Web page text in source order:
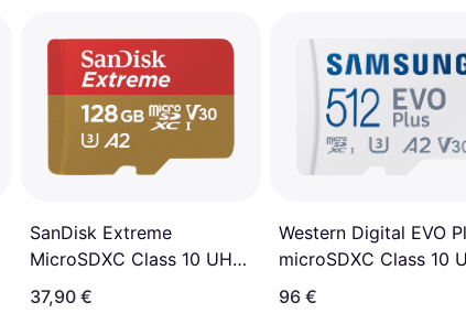
SanDisk Extreme
MicroSDXC Class 10 UHS-
I V30 A2 190/90MB/s 128
GB
37,90 €
Western Digital EVO
microSDXC Class 10
l U3 V30 A2 160/
96 €